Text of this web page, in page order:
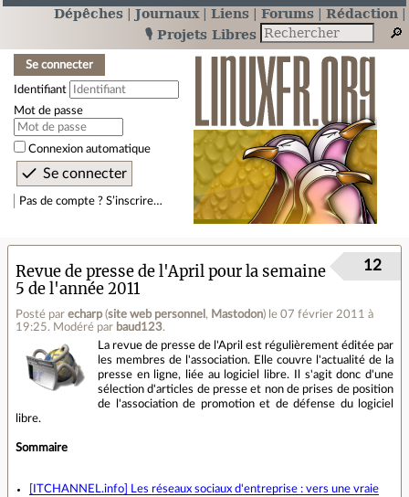
Dépêches Journaux Liens Forums
Rédaction
🎙️ Projets Libres
Se connecter
Identifiant
Mot de passe
Connexion automatique
Pas de compte ? S’inscrire…
Revue de presse de l'April pour la semaine
5 de l'année 2011
Posté par echarp(site web personnel , Mastodon) le 07 février 2011 à
19:25. Modéré par baud123.
12
La revue de presse de l'April est régulièrement éditée par
les membres de l'association. Elle couvre l'actualité de la
presse en ligne, liée au logiciel libre. Il s'agit donc d'une
sélection d'articles de presse et non de prises de position
de l'association de promotion et de défense du logiciel
libre.
Sommaire
[ITCHANNEL.info] Les réseaux sociaux d'entreprise : vers une vraie